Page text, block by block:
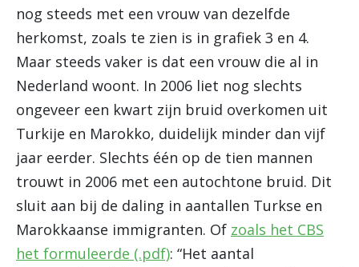
nog steeds met een vrouw van dezelfde
herkomst, zoals te zien is in grafiek 3 en 4.
Maar steeds vaker is dat een vrouw die al in
Nederland woont. In 2006 liet nog slechts
ongeveer een kwart zijn bruid overkomen uit
Turkije en Marokko, duidelijk minder dan vijf
jaar eerder. Slechts één op de tien mannen
trouwt in 2006 met een autochtone bruid. Dit
sluit aan bij de daling in aantallen Turkse en
Marokkaanse immigranten. Of zoals het CBS
het formuleerde (.pdf): “Het aantal